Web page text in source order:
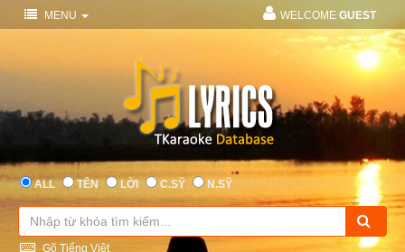
MENU WELCOME GUEST
ALL TÊN LỜI C.SỸ N.SỸ
Gõ Tiếng Việt